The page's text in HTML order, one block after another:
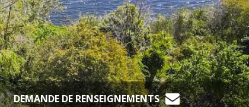
DEMANDE DE RENSEIGNEMENTS